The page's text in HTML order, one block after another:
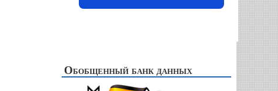
Обобщенный банк данных